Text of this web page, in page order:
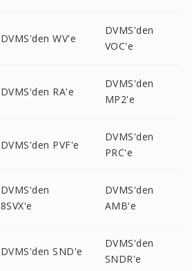
DVMS'den WV'e
DVMS'den
VOC'e
DVMS'den RA'e
DVMS'den
MP2'e
DVMS'den PVF'e
DVMS'den
PRC'e
DVMS'den
8SVX'e
DVMS'den
AMB'e
DVMS'den SND'e
DVMS'den
SNDR'e